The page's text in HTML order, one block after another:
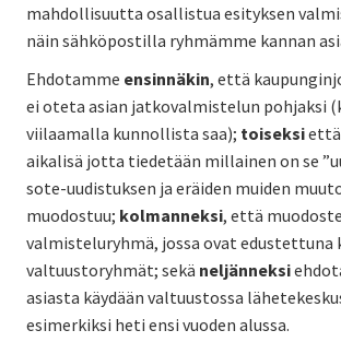
mahdollisuutta osallistua esityksen
näin sähköpostilla ryhmämme kannan
Ehdotamme ensinnäkin, että
ei oteta asian jatkovalmistelun pohjaksi
viilaamalla kunnollista saa); toiseksi
aikalisä jotta tiedetään millainen on se
sote-uudistuksen ja eräiden muiden
muodostuu; kolmanneksi, että
valmisteluryhmä, jossa ovat edustettuna
valtuustoryhmät; sekä neljänneksi
asiasta käydään valtuustossa
esimerkiksi heti ensi vuoden alussa.